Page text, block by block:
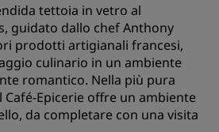
tettoia in vetro al
guidato dallo chef Anthony
prodotti artigianali francesi,
culinario in un ambiente
romantico. Nella più pura
Epicerie offre un ambiente
da completare con una visita